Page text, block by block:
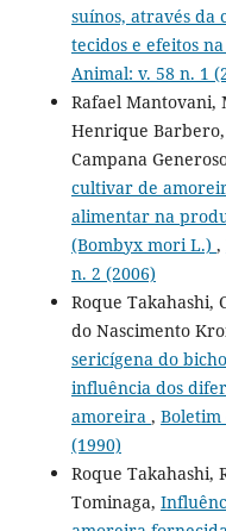
suínos, através da
tecidos e efeitos
Animal: v. 58 n. 1
Rafael Mantovani,
Henrique
Campana
cultivar de
alimentar na
(Bombyx mori L.) ,
n. 2 (2006)
Roque Takahashi,
do Nascimento
sericígena do
influência dos
amoreira , Boletim
(1990)
Roque Takahashi,
Tominaga,